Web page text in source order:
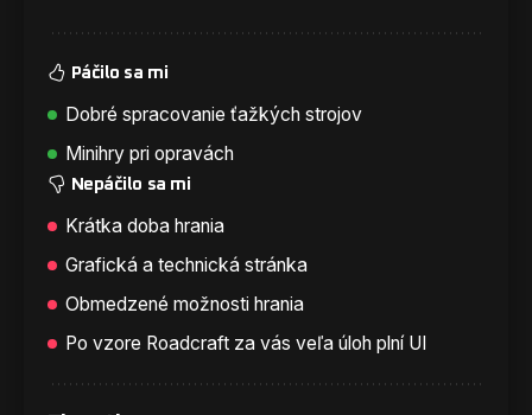
Páčilo sa mi
Dobré spracovanie ťažkých strojov
Minihry pri opravách
Nepáčilo sa mi
Krátka doba hrania
Grafická a technická stránka
Obmedzené možnosti hrania
Po vzore Roadcraft za vás veľa úloh plní UI